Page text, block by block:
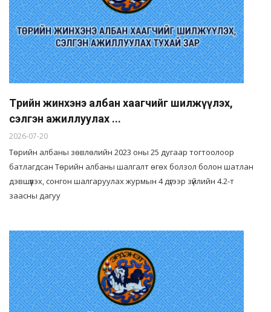
Төрийн жинхэнэ албан хаагчийг шилжүүлэх,
сэлгэн ажиллуулах ...
2026-07-20
Төрийн албаны зөвлөлийн 2023 оны 25 дугаар тогтоолоор
батлагдсан Төрийн албаны шалгалт өгөх болзол болон шатлан
дэвшүүлэх, сонгон шалгаруулах журмын 4 дүгээр зүйлийн 4.2-т
заасны дагуу